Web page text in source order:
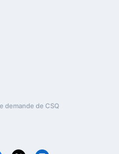
demande de CSQ